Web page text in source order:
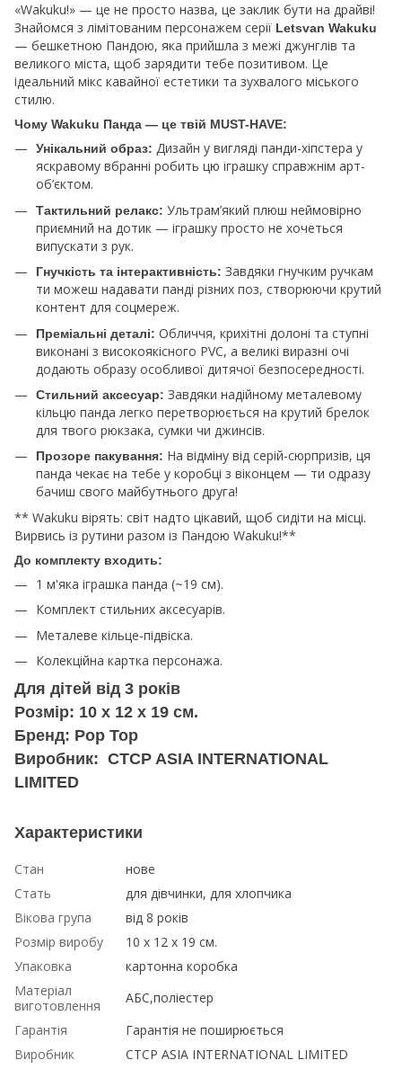
«Wakuku!» — це не просто назва, це заклик бути на драйві!
Знайомся з лімітованим персонажем серії Letsvan Wakuku
— бешкетною Пандою, яка прийшла з межі джунглів та
великого міста, щоб зарядити тебе позитивом. Це
ідеальний мікс кавайної естетики та зухвалого міського
стилю.
Чому Wakuku Панда — це твій MUST-HAVE:
Унікальний образ: Дизайн у вигляді панди-хіпстера у
яскравому вбранні робить цю іграшку справжнім арт-
об’єктом.
Тактильний релакс: Ультрам’який плюш неймовірно
приємний на дотик — іграшку просто не хочеться
випускати з рук.
Гнучкість та інтерактивність: Завдяки гнучким ручкам
ти можеш надавати панді різних поз, створюючи крутий
контент для соцмереж.
Преміальні деталі: Обличчя, крихітні долоні та ступні
виконані з високоякісного PVC, а великі виразні очі
додають образу особливої дитячої безпосередності.
Стильний аксесуар: Завдяки надійному металевому
кільцю панда легко перетворюється на крутий брелок
для твого рюкзака, сумки чи джинсів.
Прозоре пакування: На відміну від серій-сюрпризів, ця
панда чекає на тебе у коробці з віконцем — ти одразу
бачиш свого майбутнього друга!
** Wakuku вірять: світ надто цікавий, щоб сидіти на місці.
Вирвись із рутини разом із Пандою Wakuku!**
До комплекту входить:
1 м'яка іграшка панда (~19 см).
Комплект стильних аксесуарів.
Металеве кільце-підвіска.
Колекційна картка персонажа.
Для дітей від 3 років
Розмір: 10 х 12 х 19 см.
Бренд: Pop Top
Виробник: CTCP ASIA INTERNATIONAL
LIMITED
Характеристики
Стан
нове
Стать
для дівчинки, для хлопчика
Вікова група
від 8 років
Розмір виробу
10 х 12 х 19 см.
Упаковка
картонна коробка
Матеріал
виготовлення
АБС,поліестер
Гарантія
Гарантія не поширюється
Виробник
CTCP ASIA INTERNATIONAL LIMITED